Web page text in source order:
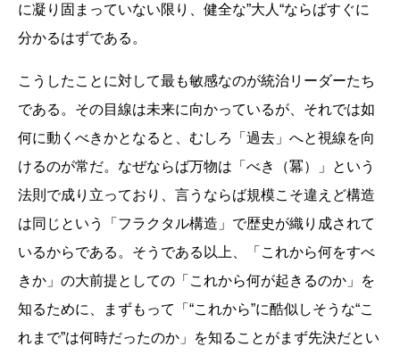
に凝り固まっていない限り、健全な”大人“ならばすぐに
分かるはずである。
こうしたことに対して最も敏感なのが統治リーダーたち
である。その目線は未来に向かっているが、それでは如
何に動くべきかとなると、むしろ「過去」へと視線を向
けるのが常だ。なぜならば万物は「べき（冪）」という
法則で成り立っており、言うならば規模こそ違えど構造
は同じという「フラクタル構造」で歴史が織り成されて
いるからである。そうである以上、「これから何をすべ
きか」の大前提としての「これから何が起きるのか」を
知るために、まずもって「“これから”に酷似しそうな“こ
れまで”は何時だったのか」を知ることがまず先決だとい